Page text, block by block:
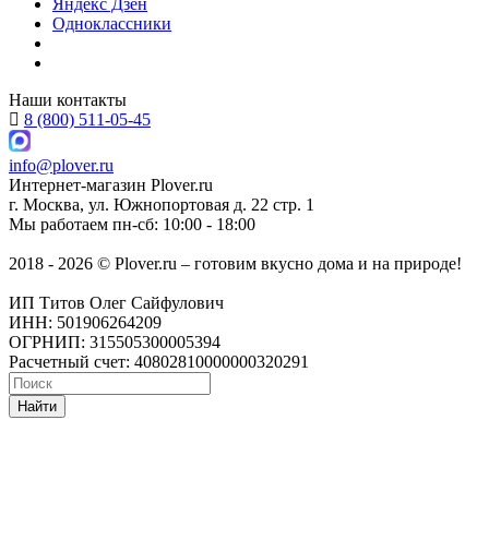
Яндекс Дзен
Одноклассники
Наши контакты
8 (800) 511-05-45
info@plover.ru
Интернет-магазин Plover.ru
г. Москва, ул. Южнопортовая д. 22 стр. 1
Мы работаем пн-сб: 10:00 - 18:00
2018 - 2026 © Plover.ru – готовим вкусно дома и на природе!
ИП Титов Олег Сайфулович
ИНН: 501906264209
ОГРНИП: 315505300005394
Расчетный счет: 40802810000000320291
Найти